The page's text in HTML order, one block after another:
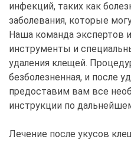
инфекций, таких как
заболевания, которые
Наша команда экспертов
инструменты и
удаления клещей.
безболезненная, и после
предоставим вам все
инструкции по
Лечение после укусов